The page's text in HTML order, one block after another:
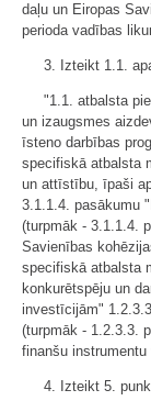
daļu un Eiropas
perioda vadības
3. Izteikt 1.1.
"1.1. atbalsta
un izaugsmes
īsteno darbības
specifiskā atbalsta
un attīstību, īpaši
3.1.1.4. pasākumu
(turpmāk - 3.1.1.4.
Savienības
specifiskā atbalsta
konkurētspēju un
investīcijām"
(turpmāk - 1.2.3.3.
finanšu instrumentu
4. Izteikt 5.